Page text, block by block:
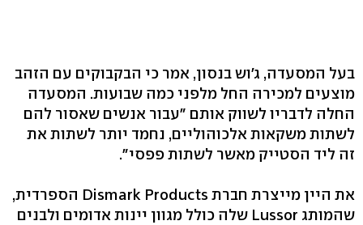
בעל המסעדה, ג'וש בנסון, אמר כי הבקבוקים עם הזהב
מוצעים למכירה החל מלפני כמה שבועות. המסעדה
החלה לדבריו לשווק אותם "עבור אנשים שאסור להם
לשתות משקאות אלכוהוליים, נחמד יותר לשתות את
זה ליד הסטייק מאשר לשתות פפסי".
את היין מייצרת חברת Dismark Products הספרדית,
שהמותג Lussor שלה כולל מגוון יינות אדומים ולבנים